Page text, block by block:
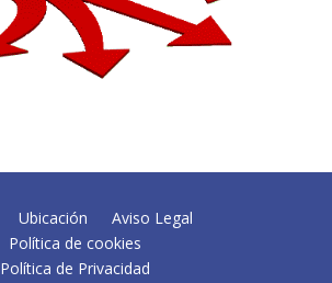
Ubicación
Aviso Legal
Política de cookies
Política de Privacidad